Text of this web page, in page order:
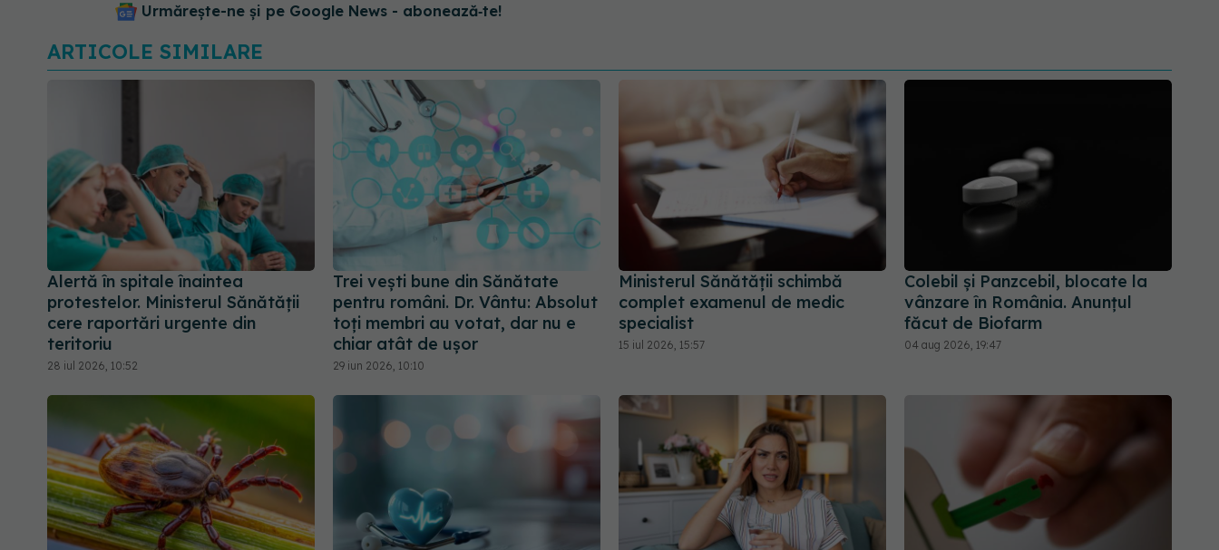
Urmărește-ne și pe Google News - abonează‑te!
ARTICOLE SIMILARE
Alertă în spitale înaintea
protestelor. Ministerul Sănătății
cere raportări urgente din
teritoriu
28 iul 2026, 10:52
Trei vești bune din Sănătate
pentru români. Dr. Vântu: Absolut
toți membri au votat, dar nu e
chiar atât de ușor
29 iun 2026, 10:10
Ministerul Sănătății schimbă
complet examenul de medic
specialist
15 iul 2026, 15:57
Colebil și Panzcebil, blocate la
vânzare în România. Anunțul
făcut de Biofarm
04 aug 2026, 19:47